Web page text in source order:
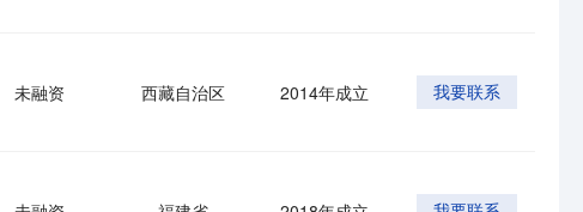
未融资 西藏自治区 2014年成立 我要联系